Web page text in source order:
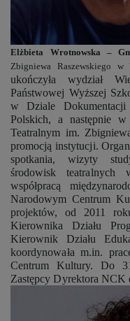
Elżbieta Wrotnowska –
Zbigniewa Raszewskiego w
ukończyła wydział
Państwowej Wyższej
w Dziale
Polskich, a następnie
Teatralnym im.
promocją instytucji.
spotkania, wizyty
środowisk teatralnych
współpracą
Narodowym Centrum
projektów, od 2011
Kierownika Działu
Kierownik Działu
koordynowała m.in.
Centrum Kultury. Do
Zastępcy Dyrektora NCK